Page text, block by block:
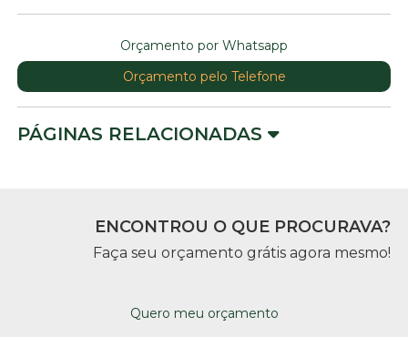
Orçamento por Whatsapp
Orçamento pelo Telefone
PÁGINAS RELACIONADAS
ENCONTROU O QUE PROCURAVA?
Faça seu orçamento grátis agora mesmo!
Quero meu orçamento